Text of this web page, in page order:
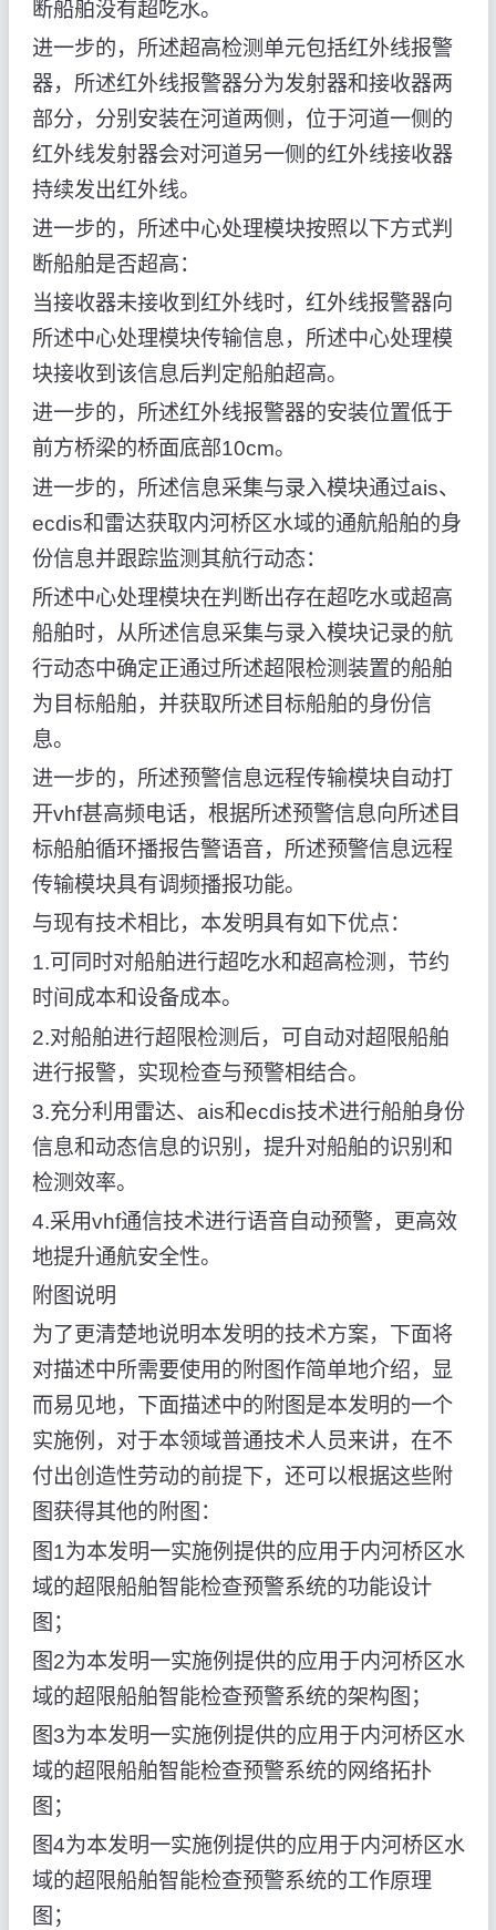
断船舶没有超吃水。
进一步的，所述超高检测单元包括红外线报警
器，所述红外线报警器分为发射器和接收器两
部分，分别安装在河道两侧，位于河道一侧的
红外线发射器会对河道另一侧的红外线接收器
持续发出红外线。
进一步的，所述中心处理模块按照以下方式判
断船舶是否超高：
当接收器未接收到红外线时，红外线报警器向
所述中心处理模块传输信息，所述中心处理模
块接收到该信息后判定船舶超高。
进一步的，所述红外线报警器的安装位置低于
前方桥梁的桥面底部10cm。
进一步的，所述信息采集与录入模块通过ais、
ecdis和雷达获取内河桥区水域的通航船舶的身
份信息并跟踪监测其航行动态：
所述中心处理模块在判断出存在超吃水或超高
船舶时，从所述信息采集与录入模块记录的航
行动态中确定正通过所述超限检测装置的船舶
为目标船舶，并获取所述目标船舶的身份信
息。
进一步的，所述预警信息远程传输模块自动打
开vhf甚高频电话，根据所述预警信息向所述目
标船舶循环播报告警语音，所述预警信息远程
传输模块具有调频播报功能。
与现有技术相比，本发明具有如下优点：
1.可同时对船舶进行超吃水和超高检测，节约
时间成本和设备成本。
2.对船舶进行超限检测后，可自动对超限船舶
进行报警，实现检查与预警相结合。
3.充分利用雷达、ais和ecdis技术进行船舶身份
信息和动态信息的识别，提升对船舶的识别和
检测效率。
4.采用vhf通信技术进行语音自动预警，更高效
地提升通航安全性。
附图说明
为了更清楚地说明本发明的技术方案，下面将
对描述中所需要使用的附图作简单地介绍，显
而易见地，下面描述中的附图是本发明的一个
实施例，对于本领域普通技术人员来讲，在不
付出创造性劳动的前提下，还可以根据这些附
图获得其他的附图：
图1为本发明一实施例提供的应用于内河桥区水
域的超限船舶智能检查预警系统的功能设计
图；
图2为本发明一实施例提供的应用于内河桥区水
域的超限船舶智能检查预警系统的架构图；
图3为本发明一实施例提供的应用于内河桥区水
域的超限船舶智能检查预警系统的网络拓扑
图；
图4为本发明一实施例提供的应用于内河桥区水
域的超限船舶智能检查预警系统的工作原理
图；